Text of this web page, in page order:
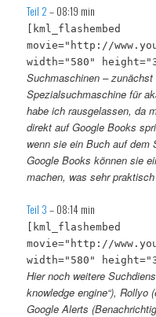
Teil 2 – 08:19 min
[kml_flashembed
movie="http://
width="580"
Suchmaschinen –
Spezialsuchmaschine für
habe ich rausgelassen, da
direkt auf Google Books
wenn sie ein Buch auf dem
Google Books können sie
machen, was sehr
Teil 3 – 08:14 min
[kml_flashembed
movie="http://
width="580"
Hier noch weitere
knowledge engine“), Rollyo
Google Alerts